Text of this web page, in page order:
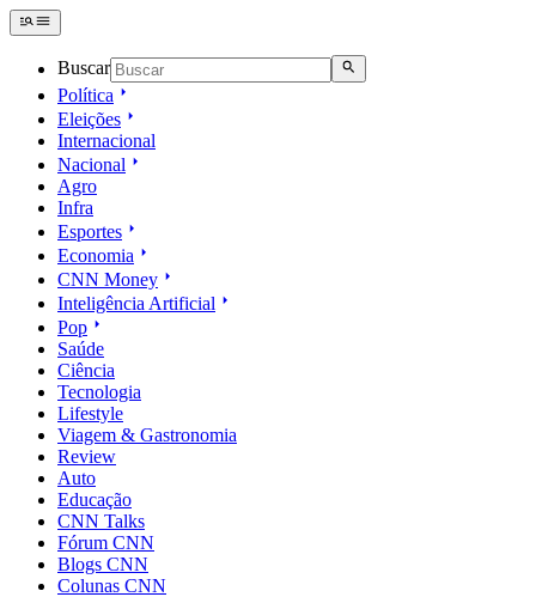
Buscar
Política
Eleições
Internacional
Nacional
Agro
Infra
Esportes
Economia
CNN Money
Inteligência Artificial
Pop
Saúde
Ciência
Tecnologia
Lifestyle
Viagem & Gastronomia
Review
Auto
Educação
CNN Talks
Fórum CNN
Blogs CNN
Colunas CNN